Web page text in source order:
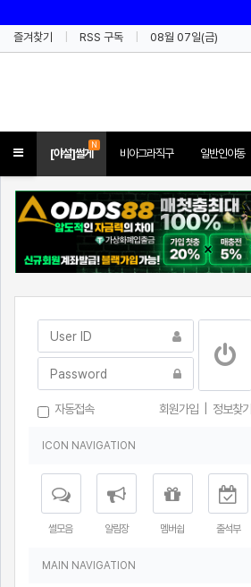
즐겨찾기
RSS 구독 08월 07일(금)
Toggle[야설]썰게
N
비아그라직구 일반인야동
자동접속 회원가입 정보찾기
ICON NAVIGATION
썰모음 알림장 멤버쉽 출석부
MAIN NAVIGATION